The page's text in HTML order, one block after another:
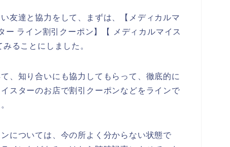
友達と協力をして、まずは、【メディカルマ
ライン割引クーポン】【 メディカルマイス
ることにしました。
、知り合いにも協力してもらって、徹底的に
スターのお店で割引クーポンなどをラインで
については、今の所よく分からない状態で